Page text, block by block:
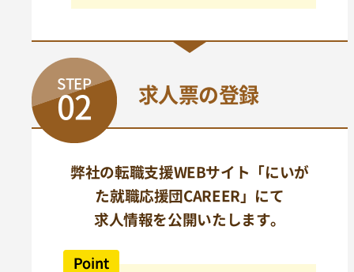
STEP
02 求人票の登録
弊社の転職支援WEBサイト「にいが
た就職応援団CAREER」にて
求人情報を公開いたします。